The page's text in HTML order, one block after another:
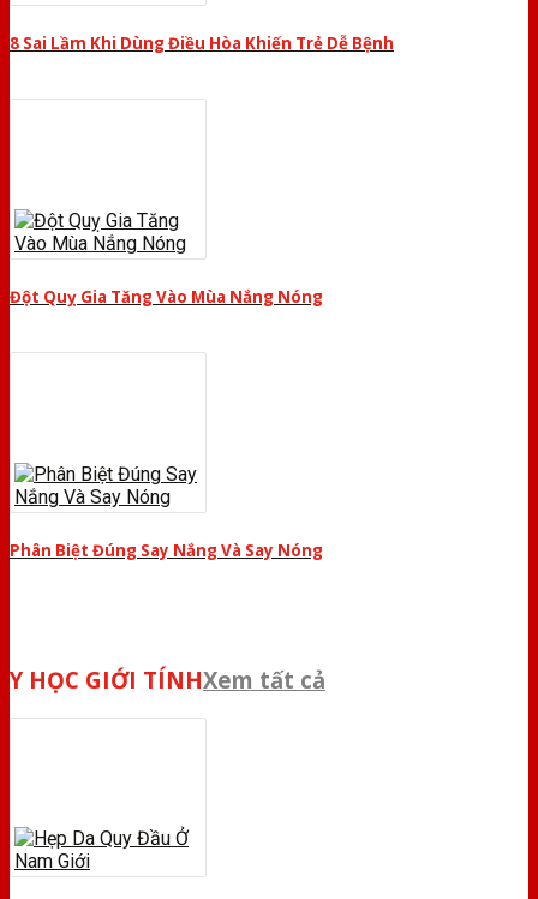
8 Sai Lầm Khi Dùng Điều Hòa Khiến Trẻ Dễ Bệnh
Đột Quỵ Gia Tăng Vào Mùa Nắng Nóng
Phân Biệt Đúng Say Nắng Và Say Nóng
Y HỌC GIỚI TÍNHXem tất cả